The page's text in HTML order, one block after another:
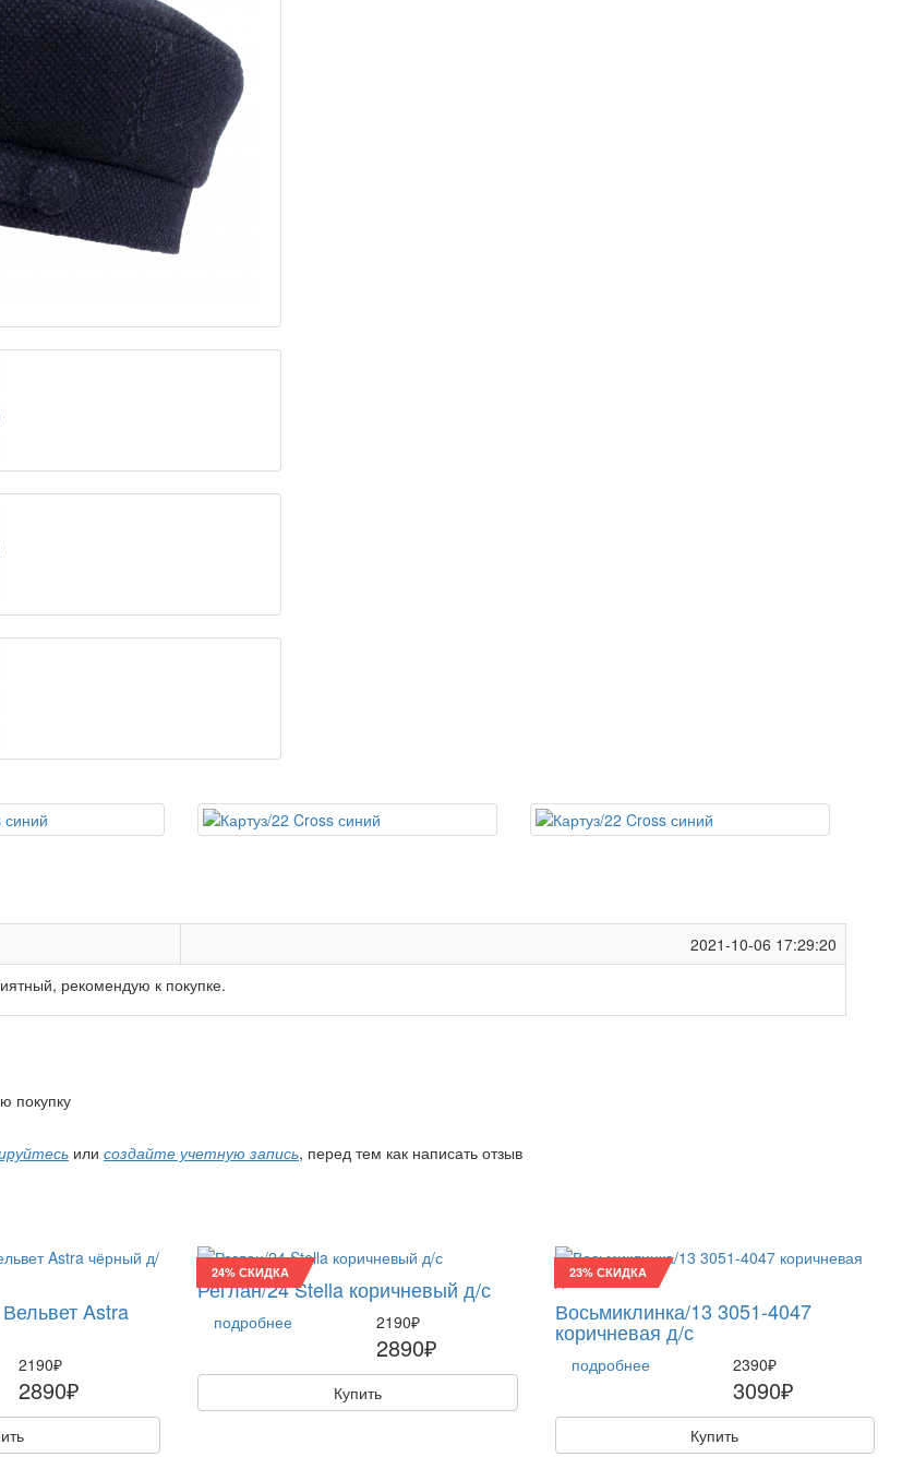
2021-10-06 17:29:20
рекомендую к покупке.
покупку
или создайте учетную запись, перед тем как написать отзыв
Astra
2190₽
2890₽
24% СКИДКА
Реглан/24 Stella коричневый д/с
подробнее 2190₽
2890₽
Купить
23% СКИДКА
Восьмиклинка/13 3051-4047
коричневая д/с
подробнее 2390₽
3090₽
Купить